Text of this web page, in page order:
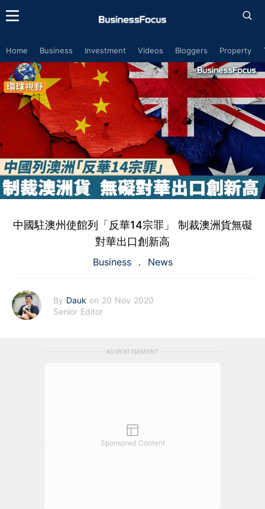
Home Business Investment Videos Bloggers Property
中國駐澳州使館列「反華14宗罪」 制裁澳洲貨無礙
對華出口創新高
Business News
By Dauk on 20 Nov 2020
Senior Editor
ADVERTISEMENT
Sponsored Content